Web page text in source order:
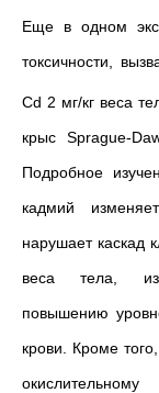
Еще в одном
токсичности,
Cd 2 мг/кг веса
крыс Sprague-
Подробное
кадмий
нарушает каскад
веса тела,
повышению
крови. Кроме